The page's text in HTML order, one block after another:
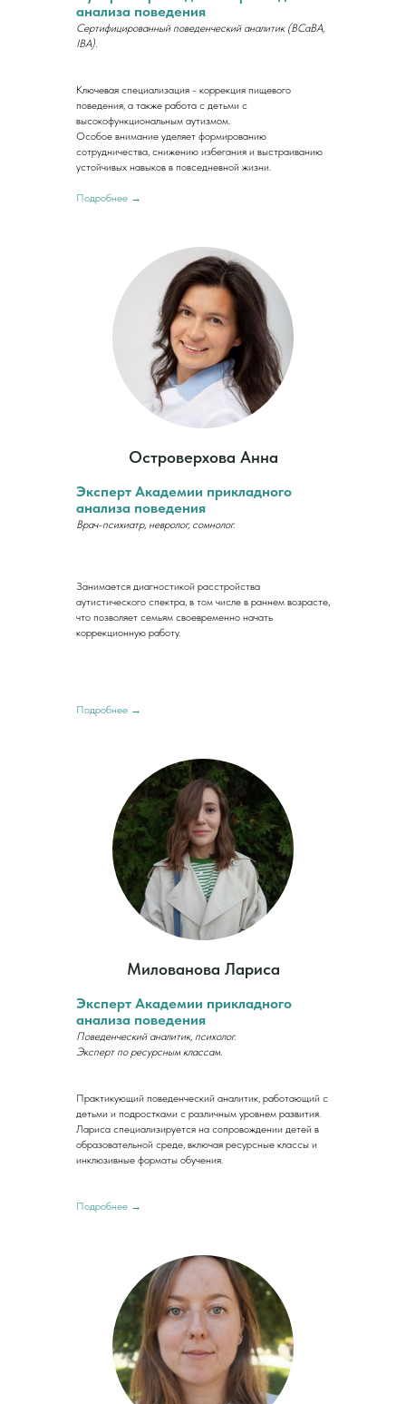
анализа поведения
Сертифицированный поведенческий аналитик (BCaBA,
IBA).
Ключевая специализация - коррекция пищевого
поведения, а также работа с детьми с
высокофункциональным аутизмом.
Особое внимание уделяет формированию
сотрудничества, снижению избегания и выстраиванию
устойчивых навыков в повседневной жизни.
Подробнее →
Островерхова Анна
Эксперт Академии прикладного
анализа поведения
Врач-психиатр, невролог, сомнолог.
Занимается диагностикой расстройства
аутистического спектра, в том числе в раннем возрасте,
что позволяет семьям своевременно начать
коррекционную работу.
Подробнее →
Милованова Лариса
Эксперт Академии прикладного
анализа поведения
Поведенческий аналитик, психолог.
Эксперт по ресурсным классам.
Практикующий поведенческий аналитик, работающий с
детьми и подростками с различным уровнем развития.
Лариса специализируется на сопровождении детей в
образовательной среде, включая ресурсные классы и
инклюзивные форматы обучения.
Подробнее →